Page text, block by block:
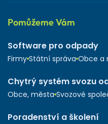
Pomůžeme Vám
Software pro odpady
Firmy Státní správa Obce a
Chytrý systém svozu
Obce, města Svozové
Poradenství a školení